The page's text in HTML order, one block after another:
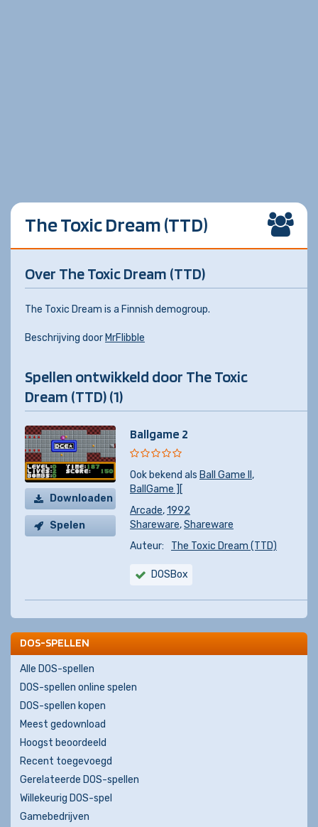
The Toxic Dream (TTD)
Over The Toxic Dream (TTD)
The Toxic Dream is a Finnish demogroup.
Beschrijving door MrFlibble
Spellen ontwikkeld door The Toxic
Dream (TTD) (1)
Downloaden
Spelen
Ballgame 2
Ook bekend als Ball Game II ,
BallGame ][
Arcade,1992
Shareware,Shareware
Auteur:
The Toxic Dream (TTD)
DOSBox
DOS-SPELLEN
Alle DOS-spellen
DOS-spellen online spelen
DOS-spellen kopen
Meest gedownload
Hoogst beoordeeld
Recent toegevoegd
Gerelateerde DOS-spellen
Willekeurig DOS-spel
Gamebedrijven